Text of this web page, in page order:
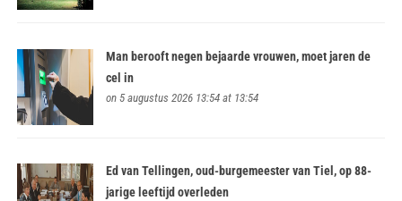
Man berooft negen bejaarde vrouwen, moet jaren de
cel in
on 5 augustus 2026 13:54 at 13:54
Ed van Tellingen, oud-burgemeester van Tiel, op 88-
jarige leeftijd overleden